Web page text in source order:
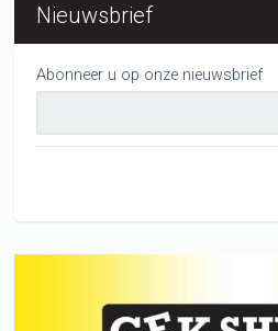
Nieuwsbrief
Abonneer u op onze nieuwsbrief